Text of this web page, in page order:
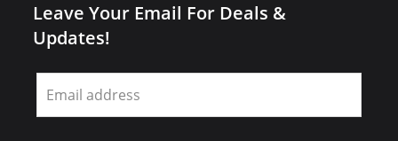
Leave Your Email For Deals &
Updates!
Leave
this
field